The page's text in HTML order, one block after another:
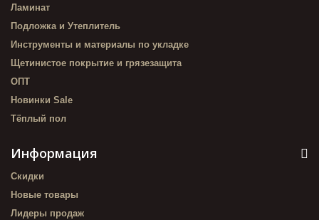
Ламинат
Подложка и Утеплитель
Инструменты и материалы по укладке
Щетинистое покрытие и грязезащита
ОПТ
Новинки Sale
Тёплый пол
Информация
Скидки
Новые товары
Лидеры продаж